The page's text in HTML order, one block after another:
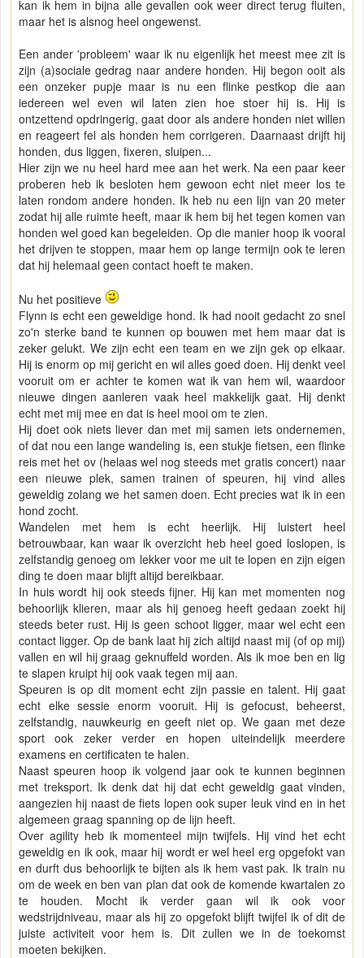
kan ik hem in bijna alle gevallen ook weer direct terug fluiten,
maar het is alsnog heel ongewenst.
Een ander 'probleem' waar ik nu eigenlijk het meest mee zit is
zijn (a)sociale gedrag naar andere honden. Hij begon ooit als
een onzeker pupje maar is nu een flinke pestkop die aan
iedereen wel even wil laten zien hoe stoer hij is. Hij is
ontzettend opdringerig, gaat door als andere honden niet willen
en reageert fel als honden hem corrigeren. Daarnaast drijft hij
honden, dus liggen, fixeren, sluipen...
Hier zijn we nu heel hard mee aan het werk. Na een paar keer
proberen heb ik besloten hem gewoon echt niet meer los te
laten rondom andere honden. Ik heb nu een lijn van 20 meter
zodat hij alle ruimte heeft, maar ik hem bij het tegen komen van
honden wel goed kan begeleiden. Op die manier hoop ik vooral
het drijven te stoppen, maar hem op lange termijn ook te leren
dat hij helemaal geen contact hoeft te maken.
Nu het positieve
Flynn is echt een geweldige hond. Ik had nooit gedacht zo snel
zo'n sterke band te kunnen op bouwen met hem maar dat is
zeker gelukt. We zijn echt een team en we zijn gek op elkaar.
Hij is enorm op mij gericht en wil alles goed doen. Hij denkt veel
vooruit om er achter te komen wat ik van hem wil, waardoor
nieuwe dingen aanleren vaak heel makkelijk gaat. Hij denkt
echt met mij mee en dat is heel mooi om te zien.
Hij doet ook niets liever dan met mij samen iets ondernemen,
of dat nou een lange wandeling is, een stukje fietsen, een flinke
reis met het ov (helaas wel nog steeds met gratis concert) naar
een nieuwe plek, samen trainen of speuren, hij vind alles
geweldig zolang we het samen doen. Echt precies wat ik in een
hond zocht.
Wandelen met hem is echt heerlijk. Hij luistert heel
betrouwbaar, kan waar ik overzicht heb heel goed loslopen, is
zelfstandig genoeg om lekker voor me uit te lopen en zijn eigen
ding te doen maar blijft altijd bereikbaar.
In huis wordt hij ook steeds fijner. Hij kan met momenten nog
behoorlijk klieren, maar als hij genoeg heeft gedaan zoekt hij
steeds beter rust. Hij is geen schoot ligger, maar wel echt een
contact ligger. Op de bank laat hij zich altijd naast mij (of op mij)
vallen en wil hij graag geknuffeld worden. Als ik moe ben en lig
te slapen kruipt hij ook vaak tegen mij aan.
Speuren is op dit moment echt zijn passie en talent. Hij gaat
echt elke sessie enorm vooruit. Hij is gefocust, beheerst,
zelfstandig, nauwkeurig en geeft niet op. We gaan met deze
sport ook zeker verder en hopen uiteindelijk meerdere
examens en certificaten te halen.
Naast speuren hoop ik volgend jaar ook te kunnen beginnen
met treksport. Ik denk dat hij dat echt geweldig gaat vinden,
aangezien hij naast de fiets lopen ook super leuk vind en in het
algemeen graag spanning op de lijn heeft.
Over agility heb ik momenteel mijn twijfels. Hij vind het echt
geweldig en ik ook, maar hij wordt er wel heel erg opgefokt van
en durft dus behoorlijk te bijten als ik hem vast pak. Ik train nu
om de week en ben van plan dat ook de komende kwartalen zo
te houden. Mocht ik verder gaan wil ik ook voor
wedstrijdniveau, maar als hij zo opgefokt blijft twijfel ik of dit de
juiste activiteit voor hem is. Dit zullen we in de toekomst
moeten bekijken.